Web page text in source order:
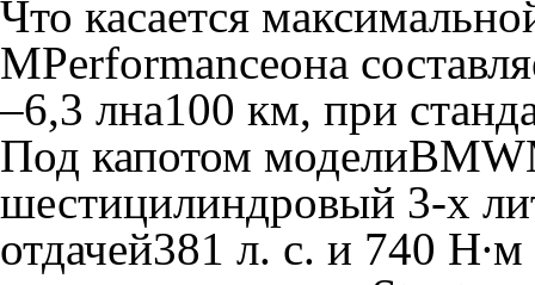
Что касается
MPerformanceона
–6,3 лна100 км, при
Под капотом
шестицилиндровый 3-х
отдачей381 л. с. и 740